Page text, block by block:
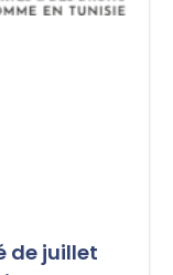
de juillet